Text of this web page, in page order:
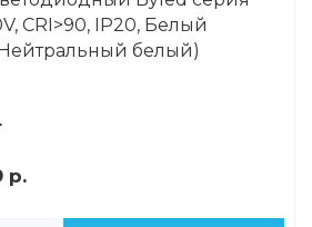
CRI>90, IP20, Белый
белый)
р.